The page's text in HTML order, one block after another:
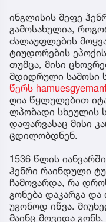
ინგლისის მეფე
გამოსახულია,
ძალაუფლების
ტიუდორების
თუმცა, მისი
მდიდრული სამოსი
წერს
ღია წყლულებით
ლპობადი სხეულის
დაფარვასაც მისი
ცდილობდნენ.
1536 წლის
ჰენრი რაინდული
ჩამოვარდა, რა
გონება დაკარგა და
უგონოდ იწვა.
მაინც მოვიდა